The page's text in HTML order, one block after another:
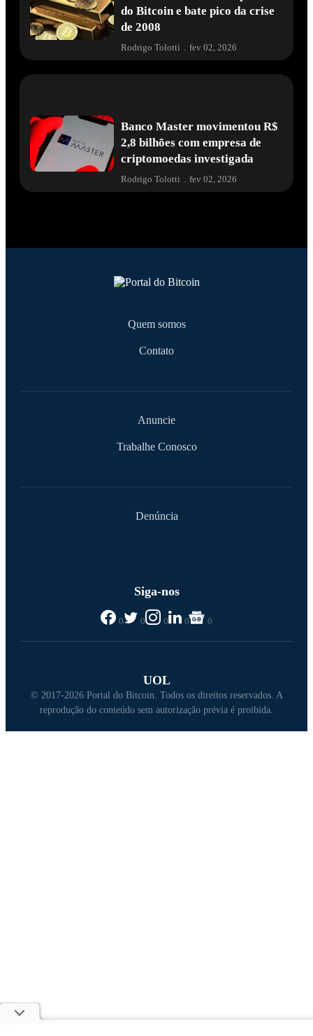
do Bitcoin e bate pico da crise
de 2008
Rodrigo Tolotti . fev 02, 2026
Banco Master movimentou R$
2,8 bilhões com empresa de
criptomoedas investigada
Rodrigo Tolotti fev 02, 2026
Quem somos
Contato
Anuncie
Trabalhe Conosco
Denúncia
Siga-nos
0 0 0 0 0
UOL
© 2017-2026 Portal do Bitcoin. Todos os direitos reservados. A
reprodução do conteúdo sem autorização prévia é proibida.